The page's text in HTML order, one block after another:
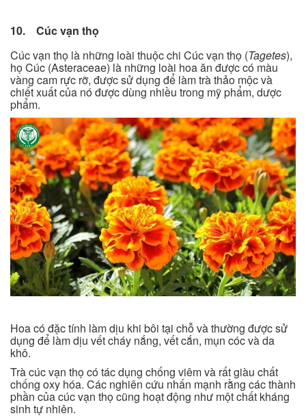
10. Cúc vạn thọ
Cúc vạn thọ là những loài thuộc chi Cúc vạn thọ (Tagetes),
họ Cúc (Asteraceae) là những loài hoa ăn được có màu
vàng cam rực rỡ, được sử dụng để làm trà thảo mộc và
chiết xuất của nó được dùng nhiều trong mỹ phẩm, dược
phẩm.
Hoa có đặc tính làm dịu khi bôi tại chỗ và thường được sử
dụng để làm dịu vết cháy nắng, vết cắn, mụn cóc và da
khô.
Trà cúc vạn thọ có tác dụng chống viêm và rất giàu chất
chống oxy hóa. Các nghiên cứu nhấn mạnh rằng các thành
phần của cúc vạn thọ cũng hoạt động như một chất kháng
sinh tự nhiên.